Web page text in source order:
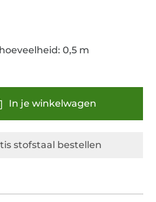
0,5 m
In je winkelwagen